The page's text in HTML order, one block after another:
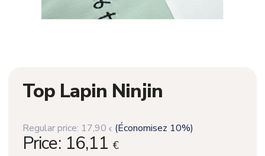
Top Lapin Ninjin
Regular price: 17,90 € (Économisez 10%)
Price: 16,11 €